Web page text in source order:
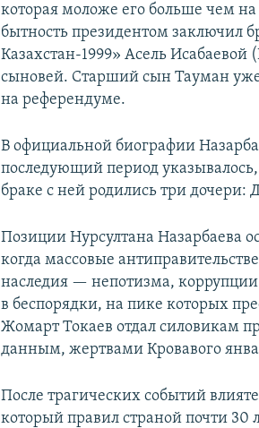
которая моложе его больше чем
бытность президентом заключил
Казахстан-1999» Асель
сыновей. Старший сын Тауман уже
на референдуме.
В официальной биографии
последующий период указывалось,
браке с ней родились три дочери:
Позиции Нурсултана Назарбаева
когда массовые
наследия — непотизма,
в беспорядки, на пике которых
Жомарт Токаев отдал силовикам
данным, жертвами Кровавого
После трагических событий
который правил страной почти 30